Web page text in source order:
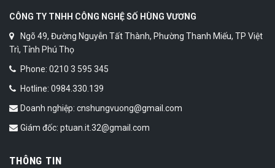
CÔNG TY TNHH CÔNG NGHỆ SỐ HÙNG VƯƠNG
Ngõ 49, Đường Nguyễn Tất Thành, Phường Thanh Miếu, TP Việt
Trì, Tỉnh Phú Thọ
Phone: 0210 3 595 345
Hotline: 0984.330.139
Doanh nghiệp: cnshungvuong@gmail.com
Giám đốc: ptuan.it.32@gmail.com
THÔNG TIN